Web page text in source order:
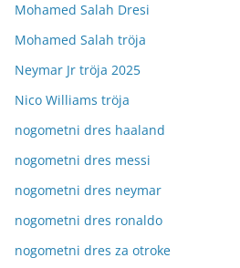
Mohamed Salah Dresi
Mohamed Salah tröja
Neymar Jr tröja 2025
Nico Williams tröja
nogometni dres haaland
nogometni dres messi
nogometni dres neymar
nogometni dres ronaldo
nogometni dres za otroke